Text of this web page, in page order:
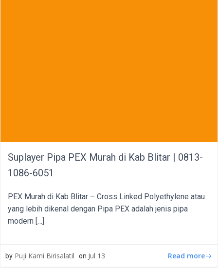
Suplayer Pipa PEX Murah di Kab Blitar | 0813-
1086-6051
PEX Murah di Kab Blitar – Cross Linked Polyethylene atau
yang lebih dikenal dengan Pipa PEX adalah jenis pipa
modern […]
by Puji Kami Birisalatil on Jul 13 Read more